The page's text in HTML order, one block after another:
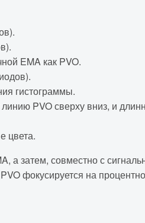
EMA как PVO.
гистограммы.
PVO сверху вниз, и
цвета.
а затем, совместно с
фокусируется на